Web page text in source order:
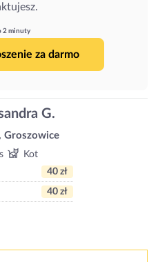
2 minuty
za darmo
G.
Groszowice
Kot
40 zł
40 zł